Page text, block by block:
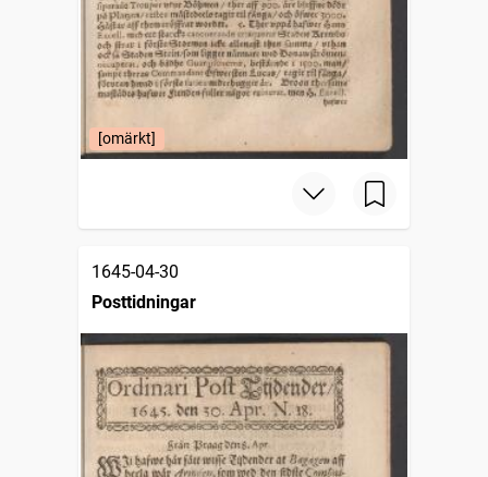
[omärkt]
1645-04-30
Posttidningar